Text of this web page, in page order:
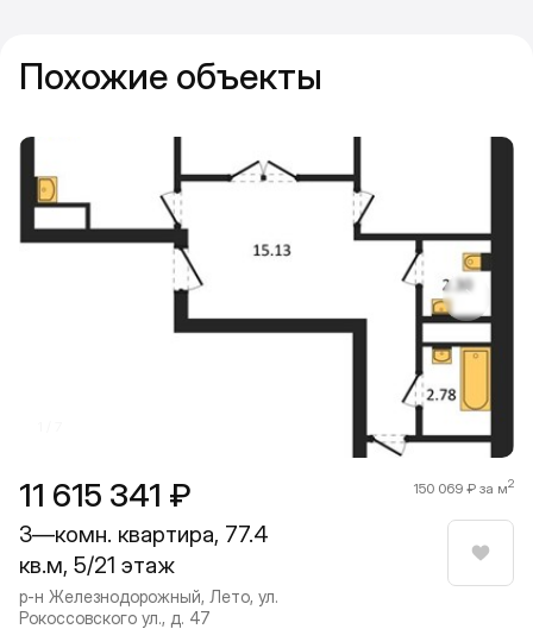
Похожие объекты
11 615 341 ₽ 150 069 ₽ за м2
3—комн. квартира, 77.4
кв.м, 5/21 этаж
р-н Железнодорожный, Лето, ул.
Рокоссовского ул., д. 47
Прокрутить влево